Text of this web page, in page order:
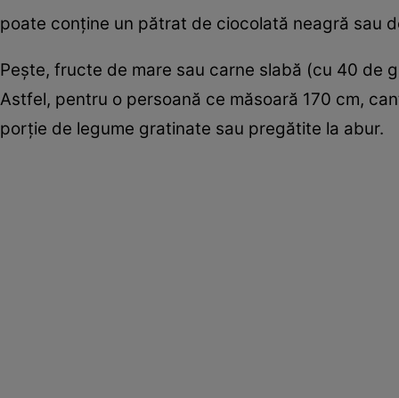
poate conţine un pătrat de ciocolată neagră sau
Peşte, fructe de mare sau carne slabă (cu 40 de
Astfel, pentru o persoană ce măsoară 170 cm,
porţie de legume gratinate sau pregătite la abur.